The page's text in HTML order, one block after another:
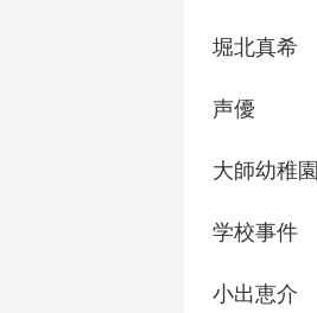
堀北真希
声優
大師幼稚園
学校事件
小出恵介